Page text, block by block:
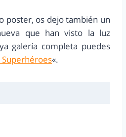
poster, os dejo también un
que han visto la luz
galería completa puedes
Superhéroes«.